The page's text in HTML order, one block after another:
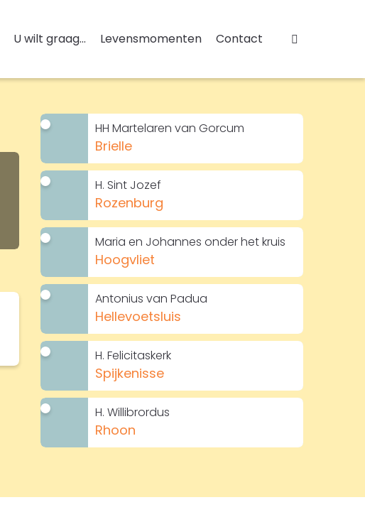
U wilt graag... Levensmomenten Contact
HH Martelaren van Gorcum
Brielle
H. Sint Jozef
Rozenburg
Maria en Johannes onder het kruis
Hoogvliet
Antonius van Padua
Hellevoetsluis
H. Felicitaskerk
Spijkenisse
H. Willibrordus
Rhoon